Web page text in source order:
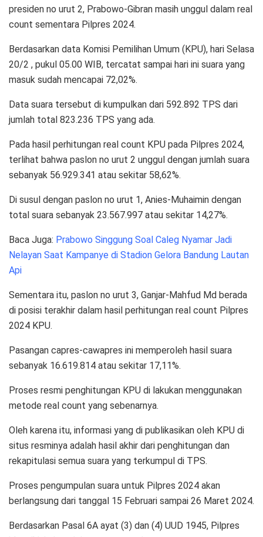
presiden no urut 2, Prabowo-Gibran masih unggul dalam real
count sementara Pilpres 2024.
Berdasarkan data Komisi Pemilihan Umum (KPU), hari Selasa
20/2 , pukul 05.00 WIB, tercatat sampai hari ini suara yang
masuk sudah mencapai 72,02%.
Data suara tersebut di kumpulkan dari 592.892 TPS dari
jumlah total 823.236 TPS yang ada.
Pada hasil perhitungan real count KPU pada Pilpres 2024,
terlihat bahwa paslon no urut 2 unggul dengan jumlah suara
sebanyak 56.929.341 atau sekitar 58,62%.
Di susul dengan paslon no urut 1, Anies-Muhaimin dengan
total suara sebanyak 23.567.997 atau sekitar 14,27%.
Baca Juga: Prabowo Singgung Soal Caleg Nyamar Jadi
Nelayan Saat Kampanye di Stadion Gelora Bandung Lautan
Api
Sementara itu, paslon no urut 3, Ganjar-Mahfud Md berada
di posisi terakhir dalam hasil perhitungan real count Pilpres
2024 KPU.
Pasangan capres-cawapres ini memperoleh hasil suara
sebanyak 16.619.814 atau sekitar 17,11%.
Proses resmi penghitungan KPU di lakukan menggunakan
metode real count yang sebenarnya.
Oleh karena itu, informasi yang di publikasikan oleh KPU di
situs resminya adalah hasil akhir dari penghitungan dan
rekapitulasi semua suara yang terkumpul di TPS.
Proses pengumpulan suara untuk Pilpres 2024 akan
berlangsung dari tanggal 15 Februari sampai 26 Maret 2024.
Berdasarkan Pasal 6A ayat (3) dan (4) UUD 1945, Pilpres